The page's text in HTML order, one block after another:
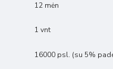
12 mėn
1 vnt
16000 psl. (su 5%